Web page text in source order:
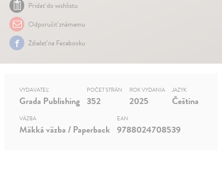
Pridať do wishlistu
Odporučiť známemu
Zdielať na Facebooku
VYDAVATEĽ
Grada Publishing
POČET STRÁN
352
ROK VYDANIA
2025
JAZYK
Čeština
VÄZBA
Mäkká väzba / Paperback
EAN
9788024708539